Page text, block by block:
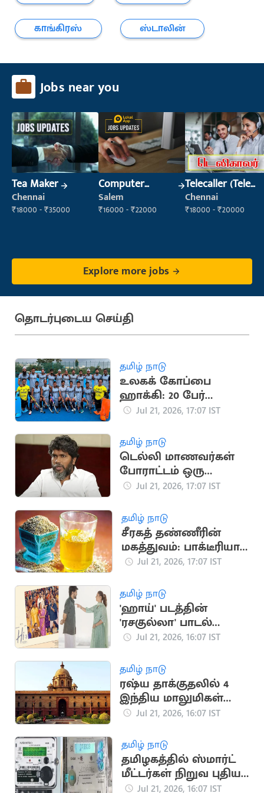
காங்கிரஸ்
ஸ்டாலின்
Jobs near you
Tea Maker
Chennai
₹18000 - ₹35000
Computer
Operator
Salem
₹16000 - ₹22000
Telecaller (Tele
Sales)
Chennai
₹18000 - ₹20000
Explore more jobs
தொடர்புடைய செய்தி
தமிழ் நாடு
உலகக் கோப்பை
ஹாக்கி: 20 பேர்
கொண்ட இந்திய
Jul 21, 2026, 17:07 IST
தமிழ் நாடு
டெல்லி மாணவர்கள்
போராட்டம் ஒரு
தலைமுறையின்
பா.ரஞ்சித்
Jul 21, 2026, 17:07 IST
தமிழ் நாடு
சீரகத் தண்ணீரின்
மகத்துவம்: பாக்டீரியா
தொற்று முதல் இதய
Jul 21, 2026, 17:07 IST
தமிழ் நாடு
'ஹாய்' படத்தின்
'ரசகுல்லா' பாடல்
நாளை வெளியீடு
Jul 21, 2026, 16:07 IST
தமிழ் நாடு
ரஷ்ய தாக்குதலில் 4
இந்திய மாலுமிகள்
பலி: இந்தியா
Jul 21, 2026, 16:07 IST
தமிழ் நாடு
தமிழகத்தில் ஸ்மார்ட்
மீட்டர்கள் நிறுவ புதிய
டெண்டர் பணிகள்
Jul 21, 2026, 16:07 IST